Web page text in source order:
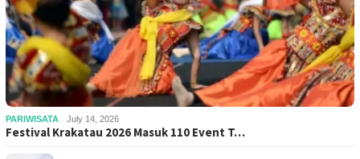
PARIWISATA July 14, 2026
Festival Krakatau 2026 Masuk 110 Event T…